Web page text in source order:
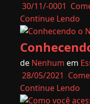
30/11/-0001
Continue Lendo
de Nenhum em
28/05/2021
Continue Lendo